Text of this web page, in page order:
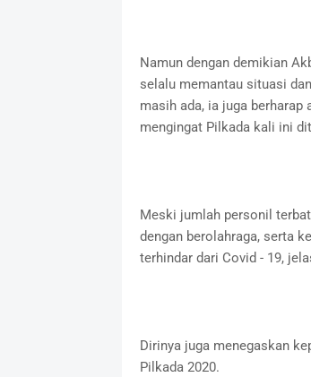
Namun dengan demikian
selalu memantau situasi
masih ada, ia juga
mengingat Pilkada kali ini
Meski jumlah personil
dengan berolahraga, serta
terhindar dari Covid - 19,
Dirinya juga menegaskan
Pilkada 2020.